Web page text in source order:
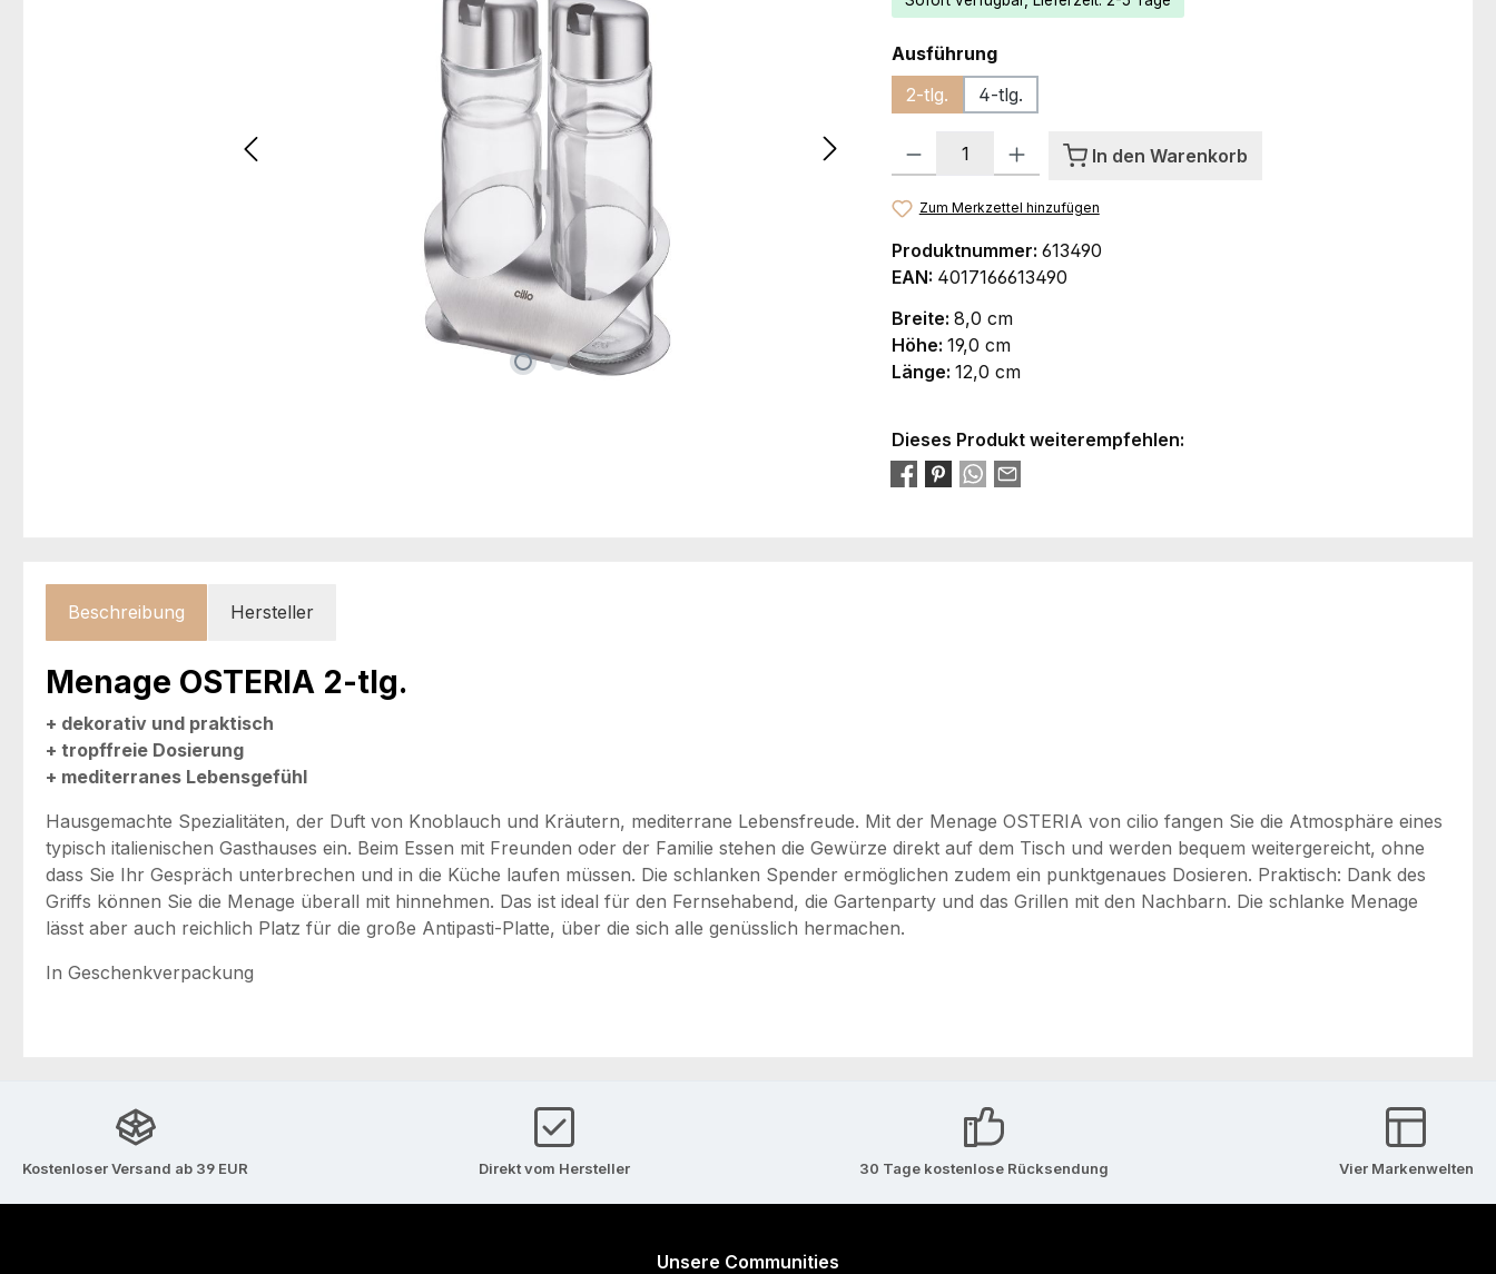
Ausführungauswählen
2-tlg.
4-tlg.
Produkt Anzahl: Gib den gewünschten Wert ein oder benutze die Schaltflächen
In den Warenkorb
Zum Merkzettel hinzufügen
Produktnummer: 613490
EAN: 4017166613490
Breite: 8,0 cm
Höhe: 19,0 cm
Länge: 12,0 cm
Dieses Produkt weiterempfehlen:
Beschreibung Hersteller
Menage OSTERIA 2-tlg.
+ dekorativ und praktisch
+ tropffreie Dosierung
+ mediterranes Lebensgefühl
Hausgemachte Spezialitäten, der Duft von Knoblauch und Kräutern, mediterrane Lebensfreude. Mit der Menage OSTERIA von cilio fangen Sie die Atmosphäre eines
typisch italienischen Gasthauses ein. Beim Essen mit Freunden oder der Familie stehen die Gewürze direkt auf dem Tisch und werden bequem weitergereicht, ohne
dass Sie Ihr Gespräch unterbrechen und in die Küche laufen müssen. Die schlanken Spender ermöglichen zudem ein punktgenaues Dosieren. Praktisch: Dank des
Griffs können Sie die Menage überall mit hinnehmen. Das ist ideal für den Fernsehabend, die Gartenparty und das Grillen mit den Nachbarn. Die schlanke Menage
lässt aber auch reichlich Platz für die große Antipasti-Platte, über die sich alle genüsslich hermachen.
In Geschenkverpackung
Kostenloser Versand ab 39 EUR Direkt vom Hersteller 30 Tage kostenlose Rücksendung Vier Markenwelten
Unsere Communities